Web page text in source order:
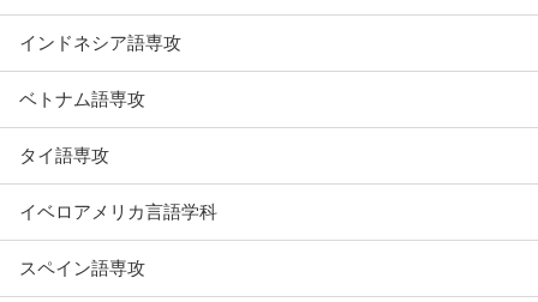
インドネシア語専攻
ベトナム語専攻
タイ語専攻
イベロアメリカ言語学科
スペイン語専攻